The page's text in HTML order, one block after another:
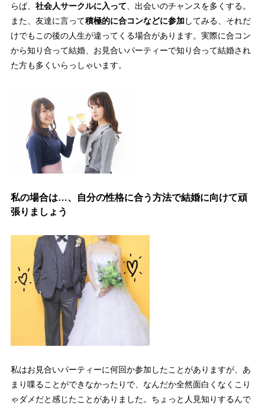
らば、 社会人サークルに入って 、出会いのチャンスを多くする。
また、友達に言って積極的に合コンなどに参加してみる、それだ
けでもこの後の人生が違ってくる場合があります。実際に合コン
から知り合って結婚、お見合いパーティーで知り合って結婚され
た方も多くいらっしゃいます。
私の場合は…、自分の性格に合う方法で結婚に向けて頑
張りましょう
私はお見合いパーティーに何回か参加したことがありますが、あ
まり喋ることができなかったりで、なんだか全然面白くなくこり
ゃダメだと感じたことがありました。ちょっと人見知りするんで